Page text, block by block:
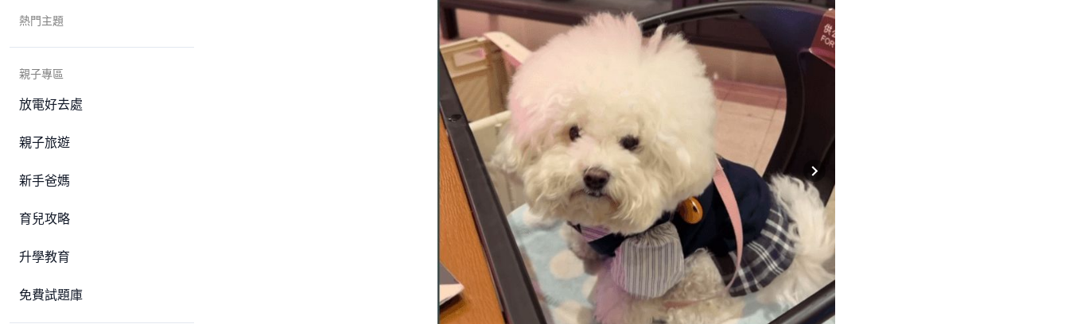
熱門主題
親子專區
放電好去處
親子旅遊
新手爸媽
育兒攻略
升學教育
免費試題庫
Next slide